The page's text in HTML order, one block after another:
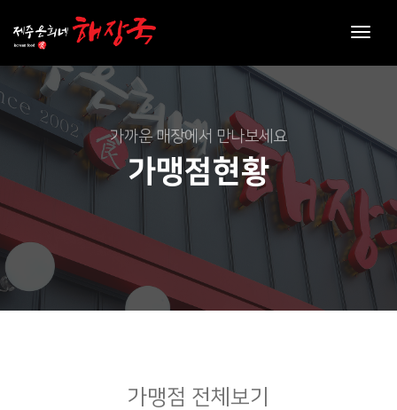
가까운 매장에서 만나보세요
가맹점현황
가맹점 전체보기